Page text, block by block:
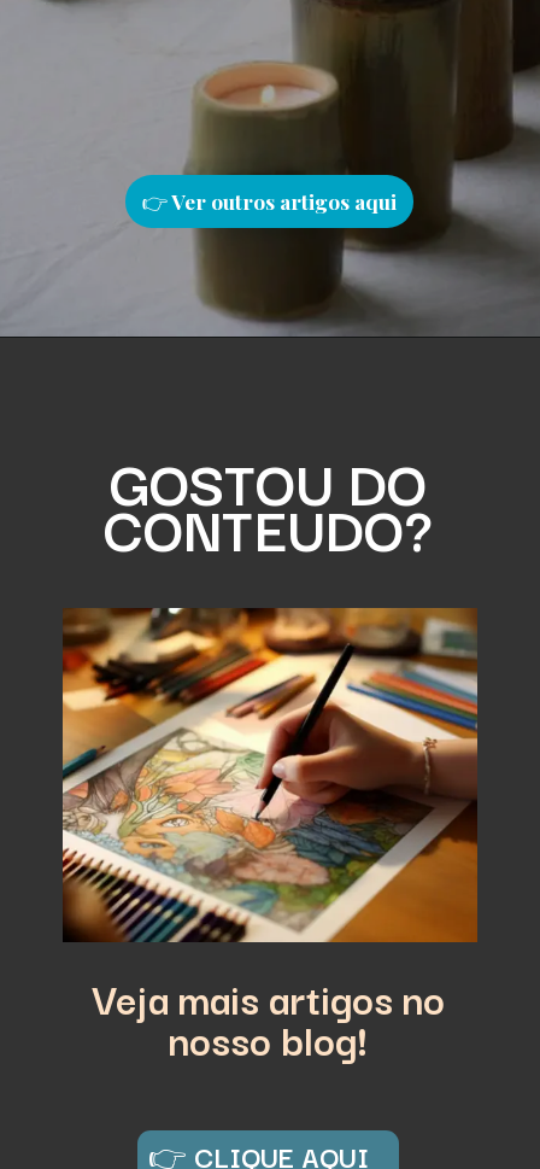
👉Ver outros artigos aqui
GOSTOU DO
CONTEUDO?
Veja mais artigos no
nosso blog!
👉 CLIQUE AQUI